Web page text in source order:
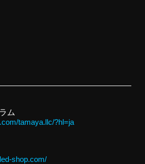
ム
tamaya.llc/?hl=ja
shop.com/